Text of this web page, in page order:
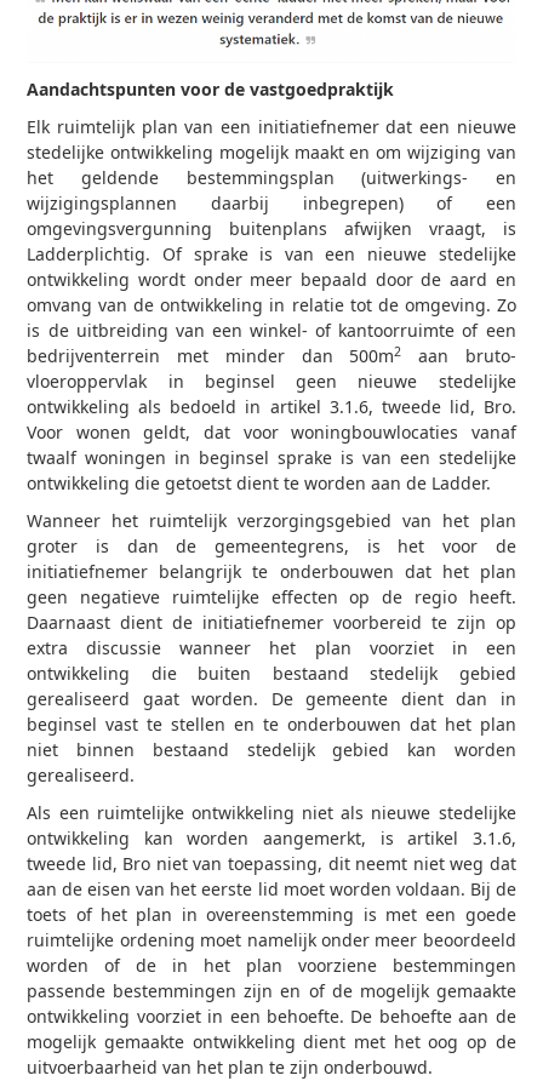
Aandachtspunten voor de vastgoedpraktijk
Elk ruimtelijk plan van een initiatiefnemer dat een nieuwe
stedelijke ontwikkeling mogelijk maakt en om wijziging van
het geldende bestemmingsplan (uitwerkings- en
wijzigingsplannen daarbij inbegrepen) of een
omgevingsvergunning buitenplans afwijken vraagt, is
Ladderplichtig. Of sprake is van een nieuwe stedelijke
ontwikkeling wordt onder meer bepaald door de aard en
omvang van de ontwikkeling in relatie tot de omgeving. Zo
is de uitbreiding van een winkel- of kantoorruimte of een
bedrijventerrein met minder dan 500m2
aan bruto-
vloeroppervlak in beginsel geen nieuwe stedelijke
ontwikkeling als bedoeld in artikel 3.1.6, tweede lid, Bro.
Voor wonen geldt, dat voor woningbouwlocaties vanaf
twaalf woningen in beginsel sprake is van een stedelijke
ontwikkeling die getoetst dient te worden aan de Ladder.
Wanneer het ruimtelijk verzorgingsgebied van het plan
groter is dan de gemeentegrens, is het voor de
initiatiefnemer belangrijk te onderbouwen dat het plan
geen negatieve ruimtelijke effecten op de regio heeft.
Daarnaast dient de initiatiefnemer voorbereid te zijn op
extra discussie wanneer het plan voorziet in een
ontwikkeling die buiten bestaand stedelijk gebied
gerealiseerd gaat worden. De gemeente dient dan in
beginsel vast te stellen en te onderbouwen dat het plan
niet binnen bestaand stedelijk gebied kan worden
gerealiseerd.
Als een ruimtelijke ontwikkeling niet als nieuwe stedelijke
ontwikkeling kan worden aangemerkt, is artikel 3.1.6,
tweede lid, Bro niet van toepassing, dit neemt niet weg dat
aan de eisen van het eerste lid moet worden voldaan. Bij de
toets of het plan in overeenstemming is met een goede
ruimtelijke ordening moet namelijk onder meer beoordeeld
worden of de in het plan voorziene bestemmingen
passende bestemmingen zijn en of de mogelijk gemaakte
ontwikkeling voorziet in een behoefte. De behoefte aan de
mogelijk gemaakte ontwikkeling dient met het oog op de
uitvoerbaarheid van het plan te zijn onderbouwd.